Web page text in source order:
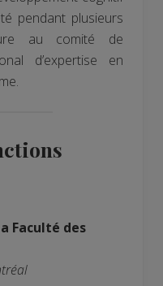
pendant plusieurs
au comité de
d’expertise en
Faculté des